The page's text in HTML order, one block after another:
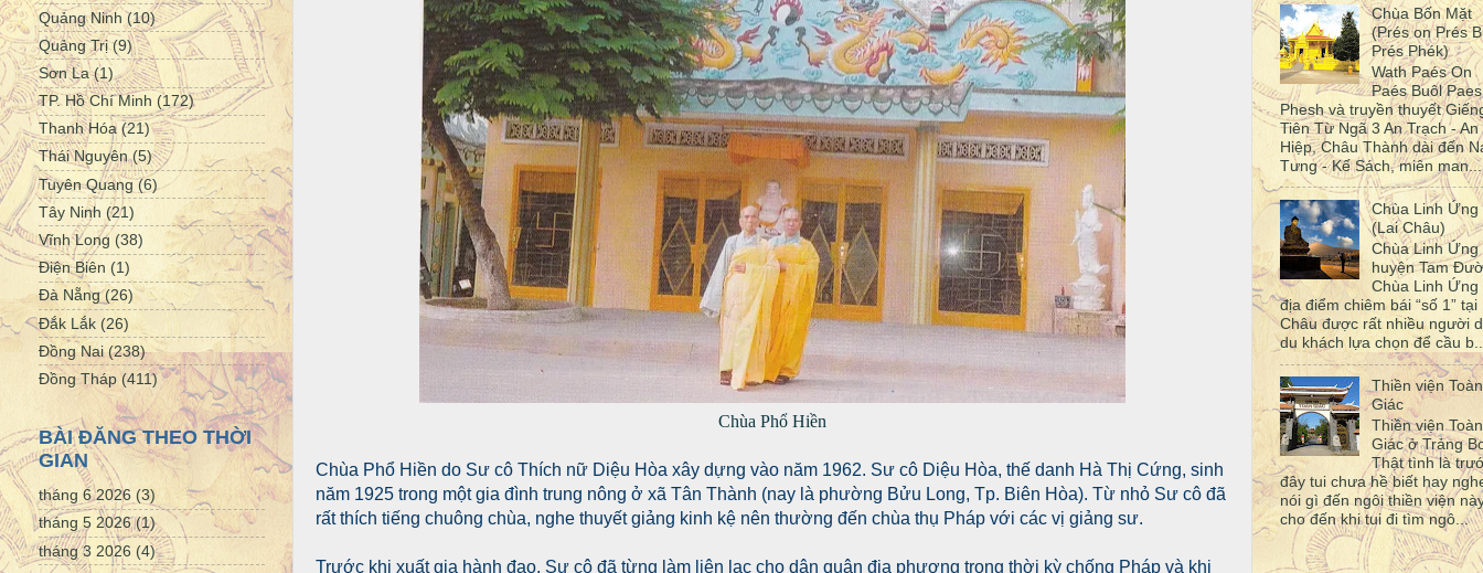
Chùa Phổ Hiền
Chùa Phổ Hiền do Sư cô Thích nữ Diệu Hòa xây dựng vào năm 1962. Sư cô Diệu Hòa, thế danh Hà Thị Cứng, sinh
năm 1925 trong một gia đình trung nông ở xã Tân Thành (nay là phường Bửu Long, Tp. Biên Hòa). Từ nhỏ Sư cô đã
rất thích tiếng chuông chùa, nghe thuyết giảng kinh kệ nên thường đến chùa thụ Pháp với các vị giảng sư.
Trước khi xuất gia hành đạo, Sư cô đã từng làm liên lạc cho dân quân địa phương trong thời kỳ chống Pháp và khi
Quảng Ninh (10)
Quảng Trị (9)
Sơn La (1)
TP. Hồ Chí Minh (172)
Thanh Hóa (21)
Thái Nguyên (5)
Tuyên Quang (6)
Tây Ninh (21)
Vĩnh Long (38)
Điện Biên (1)
Đà Nẵng (26)
Đắk Lắk (26)
Đồng Nai (238)
Đồng Tháp (411)
BÀI ĐĂNG THEO THỜI
GIAN
tháng 6 2026 (3)
tháng 5 2026(1)
tháng 3 2026 (4)
Chùa Bốn Mặt
(Prés on Prés
Prés Phék)
Wath Paés On
Paés Buôl Paes
Phesh và truyền thuyết
Tiên Từ Ngã 3 An Trạch - An
Hiệp, Châu Thành dài đến
Tưng - Kế Sách, miên man...
Chùa Linh Ứng
(Lai Châu)
Chùa Linh Ứng
huyện Tam
Chùa Linh Ứng
địa điểm chiêm bái “số 1” tại
Châu được rất nhiều người
du khách lựa chọn để cầu
Thiền viện Toàn
Giác
Thiền viện Toàn
Giác ở Trảng
Thật tình là
đây tui chưa hề biết hay
nói gì đến ngôi thiền viện
cho đến khi tui đi tìm ngô...